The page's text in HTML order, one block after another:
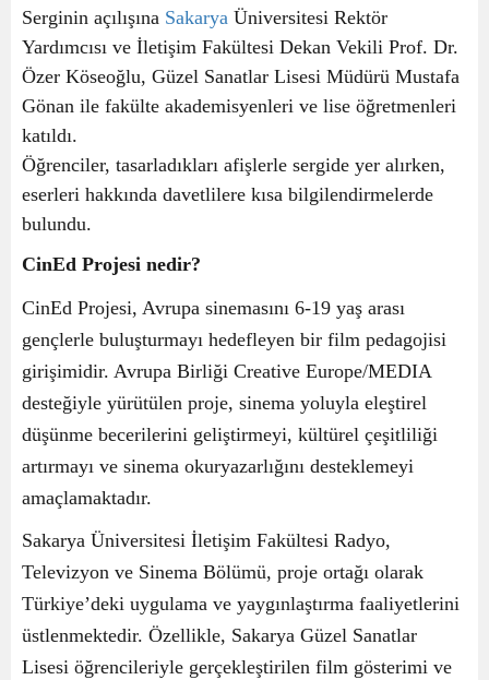
Serginin açılışına Sakarya Üniversitesi Rektör
Yardımcısı ve İletişim Fakültesi Dekan Vekili Prof. Dr.
Özer Köseoğlu, Güzel Sanatlar Lisesi Müdürü Mustafa
Gönan ile fakülte akademisyenleri ve lise öğretmenleri
katıldı.
Öğrenciler, tasarladıkları afişlerle sergide yer alırken,
eserleri hakkında davetlilere kısa bilgilendirmelerde
bulundu.
CinEd Projesi nedir?
CinEd Projesi, Avrupa sinemasını 6-19 yaş arası
gençlerle buluşturmayı hedefleyen bir film pedagojisi
girişimidir. Avrupa Birliği Creative Europe/MEDIA
desteğiyle yürütülen proje, sinema yoluyla eleştirel
düşünme becerilerini geliştirmeyi, kültürel çeşitliliği
artırmayı ve sinema okuryazarlığını desteklemeyi
amaçlamaktadır.
Sakarya Üniversitesi İletişim Fakültesi Radyo,
Televizyon ve Sinema Bölümü, proje ortağı olarak
Türkiye’deki uygulama ve yaygınlaştırma faaliyetlerini
üstlenmektedir. Özellikle, Sakarya Güzel Sanatlar
Lisesi öğrencileriyle gerçekleştirilen film gösterimi ve